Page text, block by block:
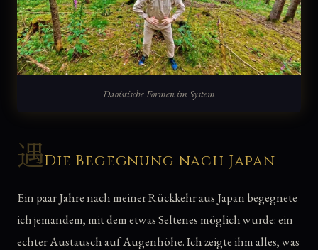
Daoistische Formen im System
遇Die Begegnung nach Japan
Ein paar Jahre nach meiner Rückkehr aus Japan begegnete
ich jemandem, mit dem etwas Seltenes möglich wurde: ein
echter Austausch auf Augenhöhe. Ich zeigte ihm alles, was